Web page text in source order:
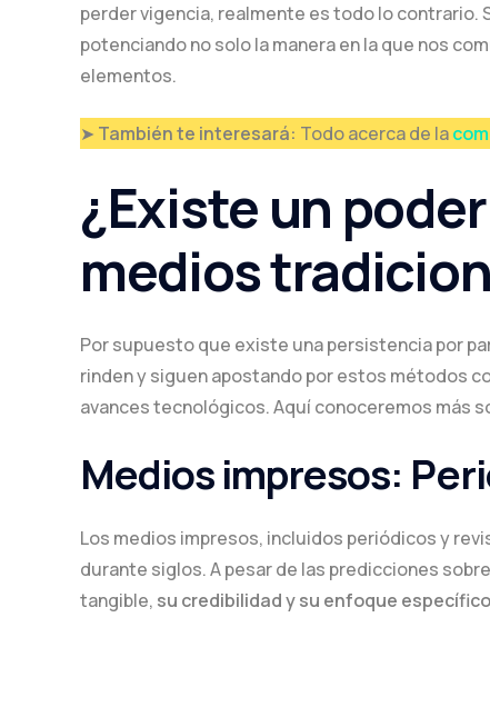
perder vigencia, realmente es todo lo contrario.
potenciando no solo la manera en la que nos
elementos.
➤ También te interesará: Todo acerca de la
¿Existe un
medios
Por supuesto que existe una persistencia por
rinden y siguen apostando por estos métodos
avances tecnológicos. Aquí conoceremos más
Medios impresos:
Los medios impresos, incluidos periódicos y
durante siglos. A pesar de las predicciones
tangible, su credibilidad y su enfoque